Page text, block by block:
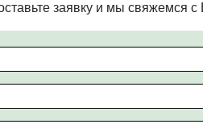
заявку и мы свяжемся